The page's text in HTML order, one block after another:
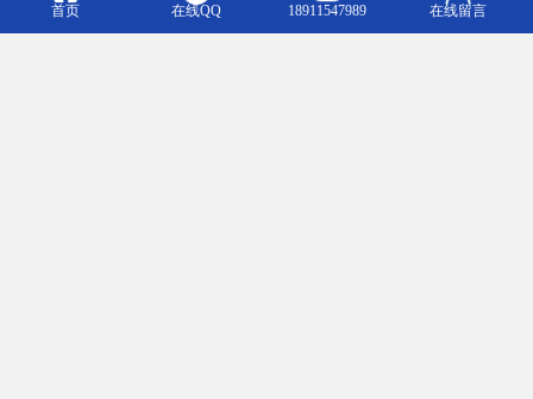
置4路α脑波诱导灯，闪烁频率 8-14Hz，达到的诱发α脑波效果，采
首页 在线QQ 18911547989 在线留言